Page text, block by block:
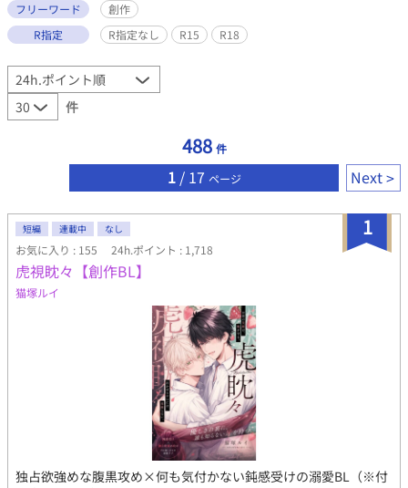
フリーワード
創作
R指定
R指定なし R15 R18
件
488 件
1/ 17 ページ Next
1
短編 連載中 なし
お気に入り : 155 24h.ポイント : 1,718
虎視眈々【創作BL】
猫塚ルイ
独占欲強めな腹黒攻め×何も気付かない鈍感受けの溺愛BL（※付